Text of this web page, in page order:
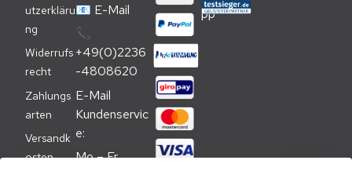
utzerkläru
ng
Widerrufs
recht
Zahlungs
arten
Versandk
osten
📧 E-Mail
📞
+49(0)2236
-4808620
E-Mail
Kundenservic
e:
Mo – Fr